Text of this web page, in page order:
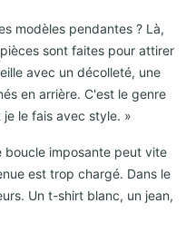
modèles pendantes ? Là,
sont faites pour attirer
avec un décolleté, une
en arrière. C'est le genre
le fais avec style. »
boucle imposante peut vite
est trop chargé. Dans le
Un t-shirt blanc, un jean,